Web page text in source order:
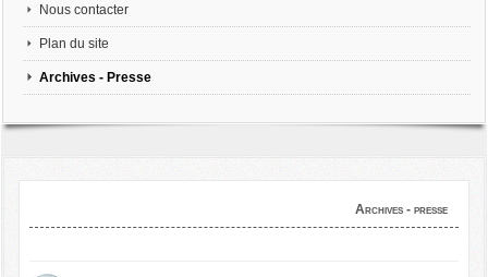
Nous contacter
Plan du site
Archives - Presse
Archives - presse